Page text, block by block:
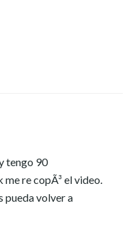
tengo 90
re copÃ³ el video.
pueda volver a